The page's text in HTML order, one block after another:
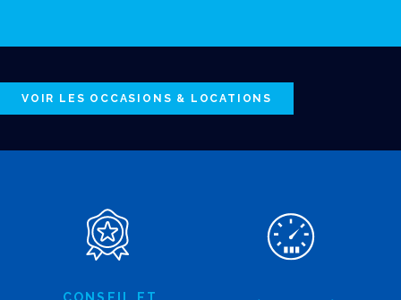
VOIR LES OCCASIONS & LOCATIONS
CONSEIL ET